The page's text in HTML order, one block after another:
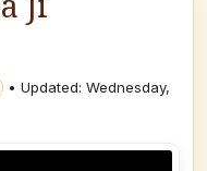
• Updated: Wednesday,